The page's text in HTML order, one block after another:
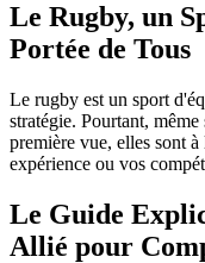
Le Rugby, un
Portée de Tous
Le rugby est un sport
stratégie. Pourtant,
première vue, elles sont
expérience ou vos
Le Guide
Allié pour